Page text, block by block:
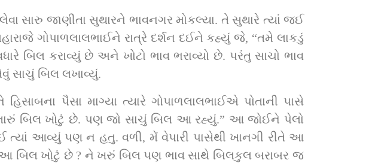
સારુ જાણીતા સુથારને ભાવનગર મોકલ્યા. તે સુથારે ત્યાં જઈ
ગોપાળલાલભાઈને રાત્રે દર્શન દઈને કહ્યું જે, “તમે લાકડું
બિલ કરાવ્યું છે અને ખોટો ભાવ ભરાવ્યો છે. પરંતુ સાચો ભાવ
સાચું બિલ લખાવ્યું.
પૈસા માગ્યા ત્યારે ગોપાળલાલભાઈએ પોતાની પાસે
બિલ ખોટું છે. પણ જો સાચું બિલ આ રહ્યું.” આ જોઈને પેલો
ત્યાં આવ્યું પણ ન હતુ. વળી, મેં વેપારી પાસેથી ખાનગી રીતે આ
બિલ ખોટું છે ? ને ખરું બિલ પણ ભાવ સાથે બિલકુલ બરાબર જ